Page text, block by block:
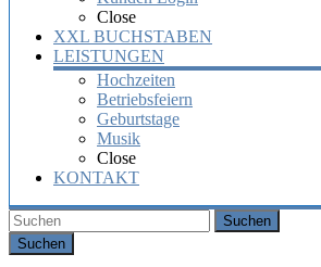
Close
XXL BUCHSTABEN
LEISTUNGEN
Hochzeiten
Betriebsfeiern
Geburtstage
Musik
Close
KONTAKT
Suchen